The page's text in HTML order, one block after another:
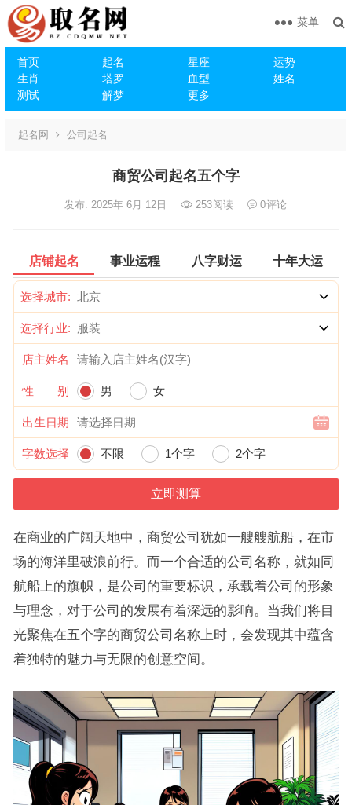
首页 起名 星座
运势
生肖
塔罗 血型
姓名
测试
解梦 更多
菜单
起名网 公司起名
商贸公司起名五个字
发布: 2025年 6月 12日 253阅读 0评论
店铺起名 事业运程 八字财运 十年大运
选择城市:
选择行业:
店主姓名
性 别 男 女
出生日期
字数选择 不限 1个字 2个字
在商业的广阔天地中，商贸公司犹如一艘艘航船，在市
场的海洋里破浪前行。而一个合适的公司名称，就如同
航船上的旗帜，是公司的重要标识，承载着公司的形象
与理念，对于公司的发展有着深远的影响。当我们将目
光聚焦在五个字的商贸公司名称上时，会发现其中蕴含
着独特的魅力与无限的创意空间。